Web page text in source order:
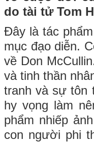
do tài tử Tom
Đây là tác
mục đạo diễn.
về Don
và tinh thần
tranh và sự tôn
hy vọng làm
phẩm nhiếp
con người phi